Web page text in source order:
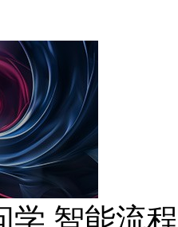
学 智能流